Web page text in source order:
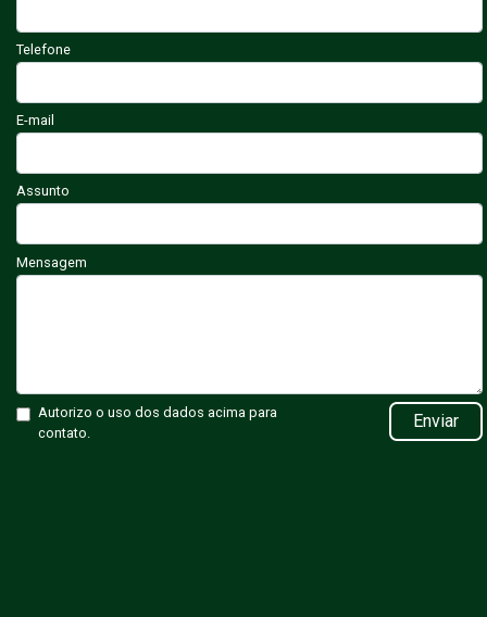
Telefone
E-mail
Assunto
Mensagem
Autorizo o uso dos dados acima para
contato.
Enviar